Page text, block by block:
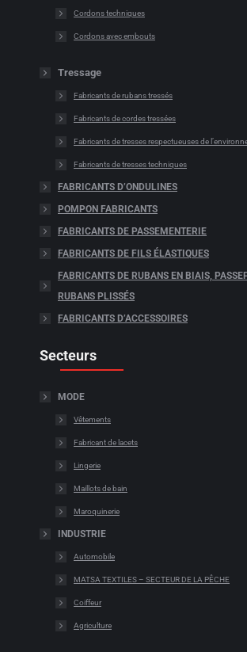
Cordons techniques
Cordons avec embouts
Tressage
Fabricants de rubans tressés
Fabricants de cordes tressées
Fabricants de tresses respectueuses de
Fabricants de tresses techniques
FABRICANTS D’ONDULINES
POMPON FABRICANTS
FABRICANTS DE PASSEMENTERIE
FABRICANTS DE FILS ÉLASTIQUES
FABRICANTS DE RUBANS EN BIAIS,
RUBANS PLISSÉS
FABRICANTS D’ACCESSOIRES
Secteurs
MODE
Vêtements
Fabricant de lacets
Lingerie
Maillots de bain
Maroquinerie
INDUSTRIE
Automobile
MATSA TEXTILES – SECTEUR DE LA PÊCHE
Coiffeur
Agriculture